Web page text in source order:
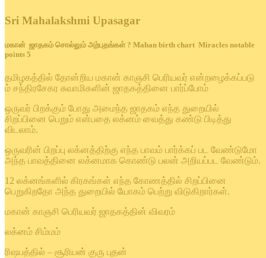
Sri Mahalakshmi Upasagar
மகான் ஜாதகம் சொல்லும் அற்புதங்கள் ? Mahan birth chart Miracles notable
points 5
தமிழகத்தில் தோன்றிய மகான் காஞசி பெரியவர் என்றழைக்கப்படு
ம் சந்திரசேகர சுவாமிகளின் ஜாதகத்தினை பார்ப்போம்
ஒருவர் பிறக்கும் போது அமைந்த ஜாதகம் எந்த துறையில்
சிறப்பினை பெறும் என்பதை லக்னம் வைத்து கண்டு பிடித்து
விடலாம்.
ஒருவரின் பிறப்பு லக்னத்திற்கு எந்த பாவம் பார்க்கப் பட வேண்டுமோ
அந்த பாவத்தினை லக்னமாக கொண்டு பலன் அறியப்பட வேண்டும்.
12 லக்னங்களில் கிரகங்கள் எந்த கோணத்தில் சிறப்பினை
பெறுகிறதோ அந்த துறையில் யோகம் பெற்று விடுகிறார்கள்.
மகான் காஞசி பெரியவர் ஜாதகத்தின் விவரம்
லக்னம் சிம்மம்
ரிஷபத்தில் – சூரியன் குரு புதன்